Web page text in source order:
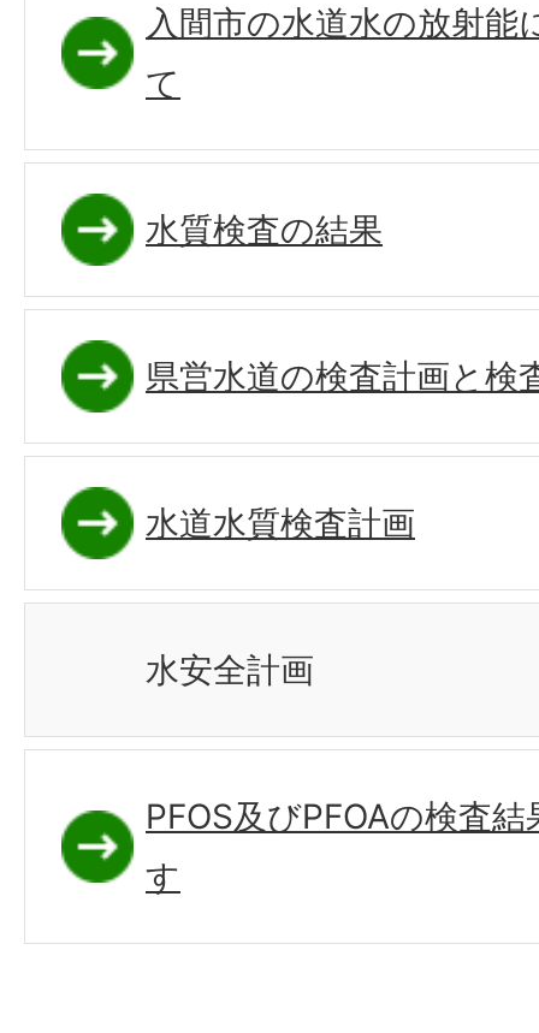
入間市の水道水の放射能
て
水質検査の結果
県営水道の検査計画と検
水道水質検査計画
水安全計画
PFOS及びPFOAの検査
す